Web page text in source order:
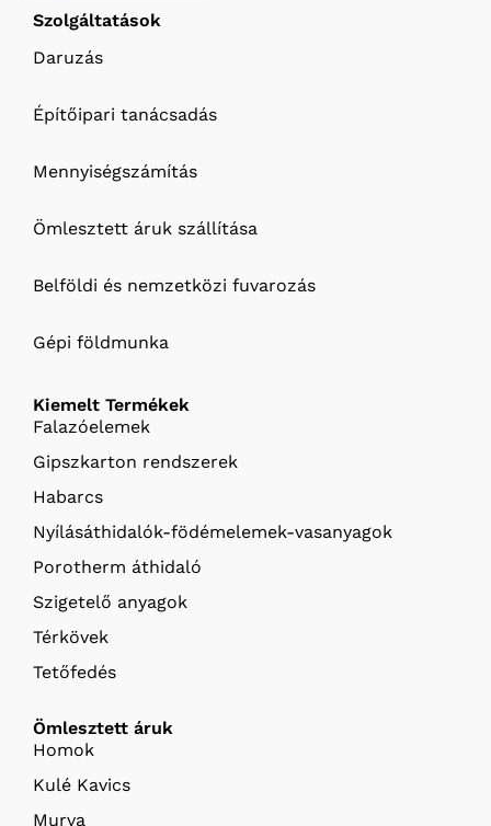
Szolgáltatások
Daruzás
Építőipari tanácsadás
Mennyiségszámítás
Ömlesztett áruk szállítása
Belföldi és nemzetközi fuvarozás
Gépi földmunka
Kiemelt Termékek
Falazóelemek
Gipszkarton rendszerek
Habarcs
Nyílásáthidalók-födémelemek-vasanyagok
Porotherm áthidaló
Szigetelő anyagok
Térkövek
Tetőfedés
Ömlesztett áruk
Homok
Kulé Kavics
Murva